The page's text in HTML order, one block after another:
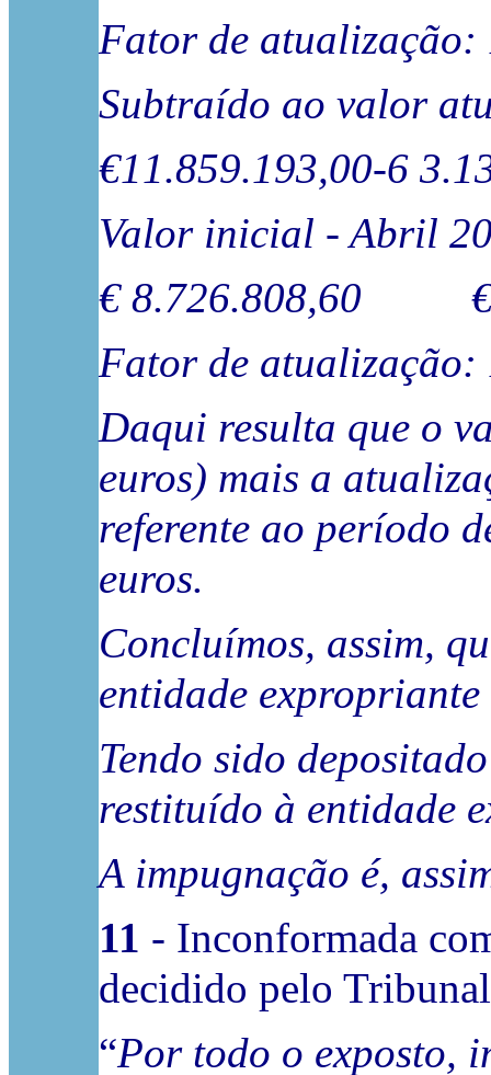
Fator de atualização:
Subtraído ao valor
€11.859.193,00-6
Valor inicial - Abril
€ 8.726.808,60 €
Fator de atualização:
Daqui resulta que o
euros) mais a
referente ao período
euros.
Concluímos, assim,
entidade
Tendo sido
restituído à entidade
A impugnação é,
11 - Inconformada
decidido pelo
“Por todo o exposto,